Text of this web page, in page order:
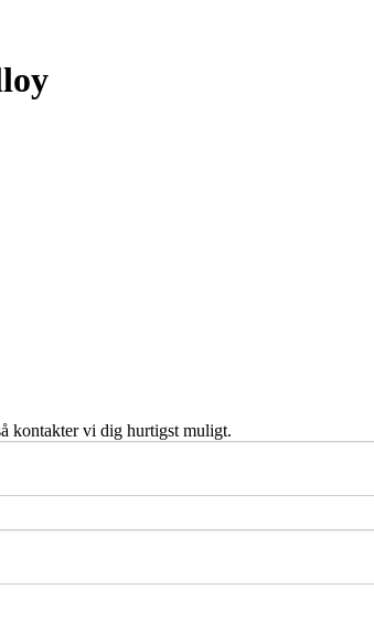
kontakter vi dig hurtigst muligt.